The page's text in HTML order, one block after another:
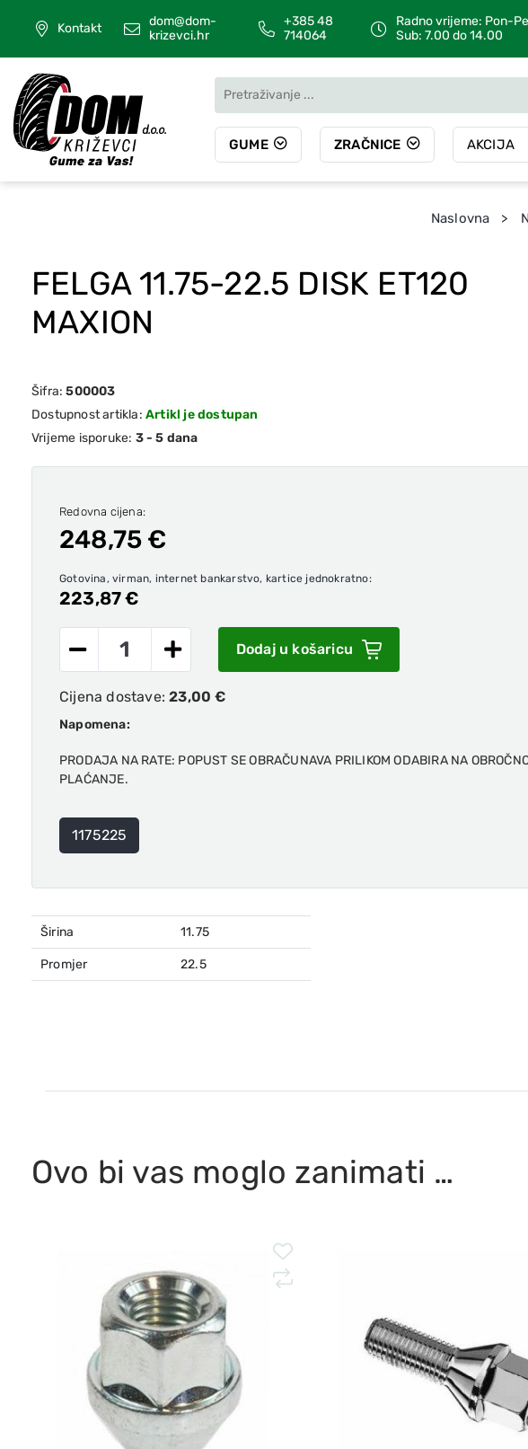
Kontakt
dom@dom-
krizevci.hr
+385 48
714064
Radno vrijeme: Pon-
Sub: 7.00 do 14.00
GUME ZRAČNICE AKCIJA
Naslovna
FELGA 11.75-22.5 DISK ET120
MAXION
Šifra:500003
Dostupnost artikla: Artikl je dostupan
Vrijeme isporuke: 3 - 5 dana
Redovna cijena:
248,75 €
Gotovina, virman, internet bankarstvo, kartice jednokratno:
223,87 €
Dodaj u košaricu
Cijena dostave:23,00 €
Napomena:
PRODAJA NA RATE: POPUST SE OBRAČUNAVA PRILIKOM ODABIRA NA
PLAĆANJE.
1175225
Širina 11.75
Promjer 22.5
Ovo bi vas moglo zanimati …